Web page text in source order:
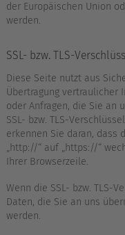
der Europäischen Union
werden.
SSL- bzw. TLS-
Diese Seite nutzt aus
Übertragung vertraulicher
oder Anfragen, die Sie an
SSL- bzw. TLS-
erkennen Sie daran, dass
„http://“ auf „https://“
Ihrer Browserzeile.
Wenn die SSL- bzw. TLS-
Daten, die Sie an uns
werden.